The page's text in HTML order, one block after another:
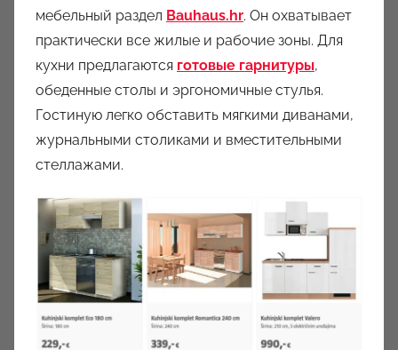
мебельный раздел Bauhaus.hr. Он охватывает
практически все жилые и рабочие зоны. Для
кухни предлагаются готовые гарнитуры,
обеденные столы и эргономичные стулья.
Гостиную легко обставить мягкими диванами,
журнальными столиками и вместительными
стеллажами.